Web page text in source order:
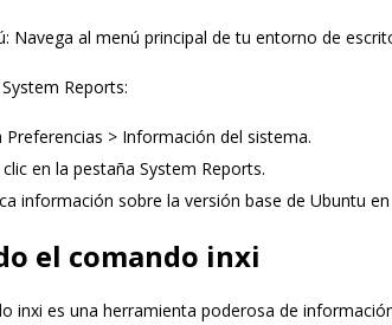
Navega al menú principal de tu entorno de
Reports:
Preferencias > Información del sistema.
clic en la pestaña System Reports.
información sobre la versión base de Ubuntu
el comando inxi
inxi es una herramienta poderosa de